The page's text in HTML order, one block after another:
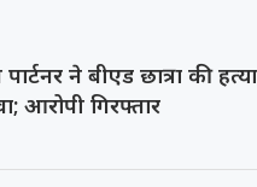
ने बीएड छात्रा की
आरोपी गिरफ्तार